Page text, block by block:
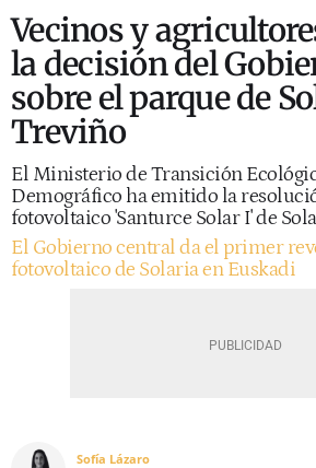
Vecinos y
la decisión del
sobre el parque de
Treviño
El Ministerio de Transición
Demográfico ha emitido la
fotovoltaico 'Santurce Solar I' de
El Gobierno central da el primer
fotovoltaico de Solaria en Euskadi
Sofía Lázaro